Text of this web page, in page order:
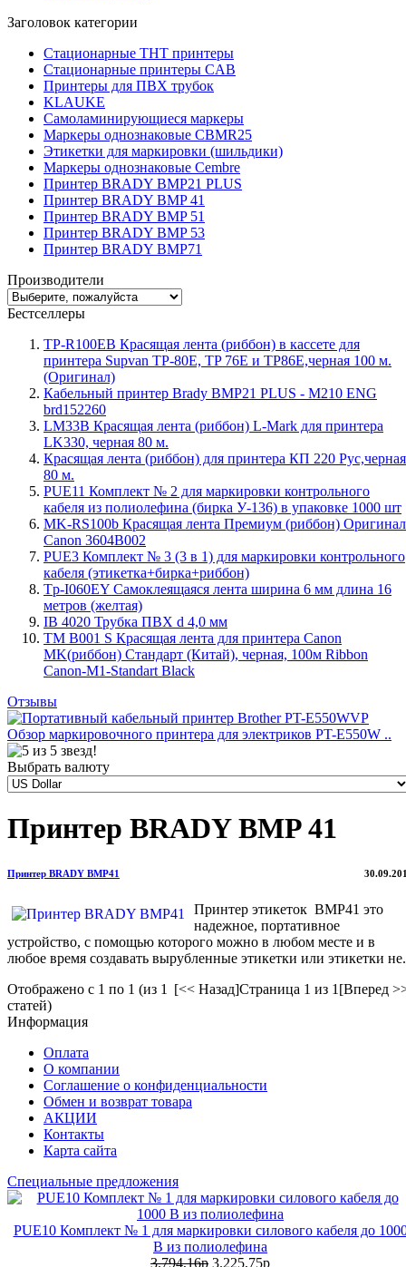
Заголовок категории
Стационарные THT принтеры
Стационарные принтеры CAB
Принтеры для ПВХ трубок
KLAUKE
Самоламинирующиеся маркеры
Маркеры однознаковые CBMR25
Этикетки для маркировки (шильдики)
Маркеры однознаковые Cembre
Принтер BRADY BMP21 PLUS
Принтер BRADY BMP 41
Принтер BRADY BMP 51
Принтер BRADY BMP 53
Принтер BRADY BMP71
Производители
Бестселлеры
TP-R100EB Красящая лента (риббон) в кассете для
принтера Supvan TP-80E, TP 76E и TP86E,черная 100 м.
(Оригинал)
Кабельный принтер Brady BMP21 PLUS - M210 ENG
brd152260
LM33B Красящая лента (риббон) L-Mark для принтера
LK330, черная 80 м.
Красящая лента (риббон) для принтера КП 220 Рус,черная
80 м.
PUE11 Комплект № 2 для маркировки контрольного
кабеля из полиолефина (бирка У-136) в упаковке 1000 шт
MK-RS100b Красящая лента Премиум (риббон) Оригинал
Canon 3604B002
PUE3 Комплект № 3 (3 в 1) для маркировки контрольного
кабеля (этикетка+бирка+риббон)
Tp-I060EY Самоклеящаяся лента ширина 6 мм длина 16
метров (желтая)
IB 4020 Трубка ПВХ d 4,0 мм
TM B001 S Красящая лента для принтера Canon
MK(риббон) Стандарт (Китай), черная, 100м Ribbon
Canon-M1-Standart Black
Отзывы
Обзор маркировочного принтера для электриков PT-E550W ..
Выбрать валюту
Принтер BRADY BMP 41
Принтер BRADY BMP41
Принтер этикеток BMP41 это
надежное, портативное
устройство, с помощью которого можно в любом месте и в
любое время создавать вырубленные этикетки или этикетки
[<< Назад]Страница 1 из 1 [Вперед
Отображено с 1 по 1 (из 1
статей)
Информация
Оплата
О компании
Соглашение о конфиденциальности
Обмен и возврат товара
АКЦИИ
Контакты
Карта сайта
Специальные предложения
PUE10 Комплект № 1 для маркировки силового кабеля до
В из полиолефина
3.794,16р 3.225,75р